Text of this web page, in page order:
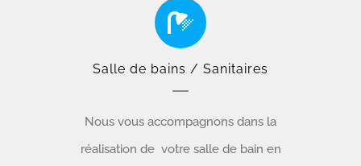
Salle de bains / Sanitaires
Nous vous accompagnons dans la
réalisation de votre salle de bain en